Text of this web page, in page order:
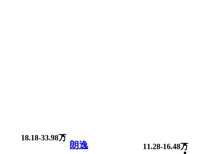
18.18-33.98万
朗逸 11.28-16.48万